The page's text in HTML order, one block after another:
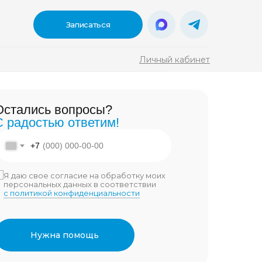
Записаться
Личный кабинет
взять
именно
моих
вопросы?
радостью ответим!
+7
Я даю свое согласие на обработку моих
персональных данных в соответствии
с политикой конфиденциальности
Нужна помощь
методы